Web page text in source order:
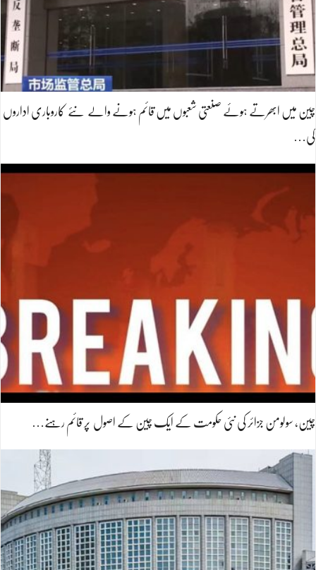
چین میں ابھرتے ہوئے صنعتی شعبوں میں قائم ہونے والے نئے کاروباری اداروں
کی…
چین، سولومن جزائر کی نئی حکومت کے ایک چین کے اصول پر قائم رہنے…